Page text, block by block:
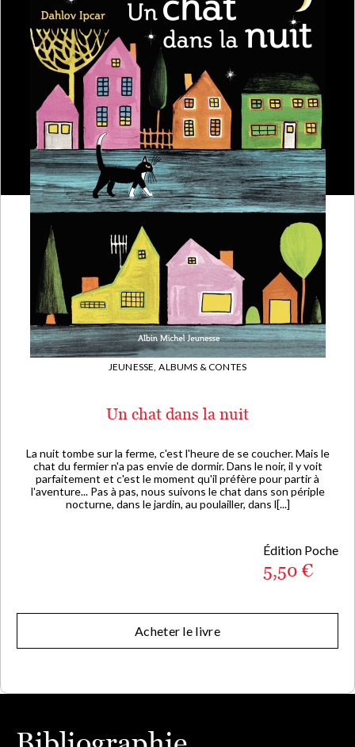
JEUNESSE, ALBUMS & CONTES
Un chat dans la nuit
La nuit tombe sur la ferme, c'est l'heure de se coucher. Mais le
chat du fermier n'a pas envie de dormir. Dans le noir, il y voit
parfaitement et c'est le moment qu'il préfère pour partir à
l'aventure... Pas à pas, nous suivons le chat dans son périple
nocturne, dans le jardin, au poulailler, dans l[...]
Édition Poche
5,50 €
Acheter le livre